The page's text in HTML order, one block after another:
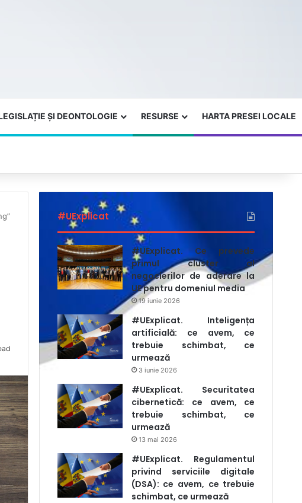
ȘI DEONTOLOGIE RESURSE HARTA PRESEI LOCALE
#UExplicat
#UExplicat. Ce prevede
primul cluster al
negocierilor de aderare la
UE pentru domeniul media
19 iunie 2026
#UExplicat. Inteligența
artificială: ce avem, ce
trebuie schimbat, ce
urmează
3 iunie 2026
#UExplicat. Securitatea
cibernetică: ce avem, ce
trebuie schimbat, ce
urmează
13 mai 2026
#UExplicat. Regulamentul
privind serviciile digitale
(DSA): ce avem, ce trebuie
schimbat, ce urmează